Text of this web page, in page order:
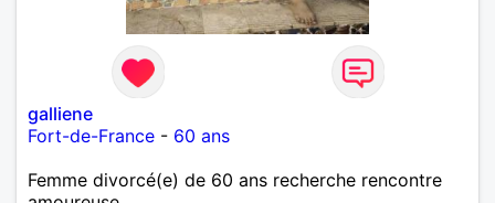
galliene
Fort-de-France - 60 ans
Femme divorcé(e) de 60 ans recherche rencontre